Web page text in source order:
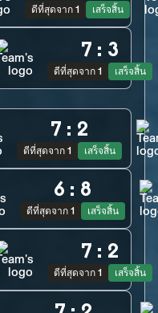
ดีที่สุดจาก 1 เสร็จสิ้น
7 : 3
ดีที่สุดจาก 1 เสร็จสิ้น
7 : 2
ดีที่สุดจาก 1 เสร็จสิ้น
6 : 8
ดีที่สุดจาก 1 เสร็จสิ้น
7 : 2
ดีที่สุดจาก 1 เสร็จสิ้น